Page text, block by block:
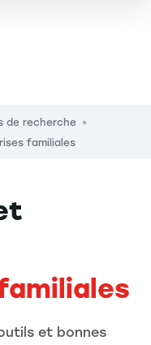
de recherche
familiales
et bonnes